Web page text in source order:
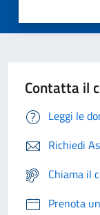
Contatta il
Leggi le
Richiedi
Chiama il
Prenota